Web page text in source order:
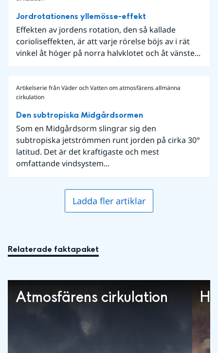
Jordrotationens yllemösse-effekt
Effekten av jordens rotation, den så kallade
corioliseffekten, är att varje rörelse böjs av i rät
vinkel åt höger på norra halvklotet och åt vänste...
Artikelserie från Väder och Vatten om atmosfärens allmänna
cirkulation
Den subtropiska Midgårdsormen
Som en Midgårdsorm slingrar sig den
subtropiska jetströmmen runt jorden på cirka 30°
latitud. Det är det kraftigaste och mest
omfattande vindsystem...
Ladda fler artiklar
Relaterade faktapaket
Atmosfärens cirkulation